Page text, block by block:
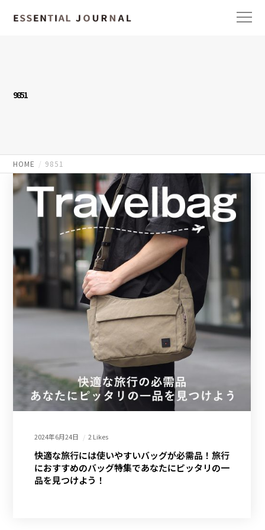
9851
HOME 9851
2024年6月24日 2 Likes
快適な旅行には使いやすいバッグが必需品！旅行
におすすめのバッグ特集であなたにピッタリの一
品を見つけよう！